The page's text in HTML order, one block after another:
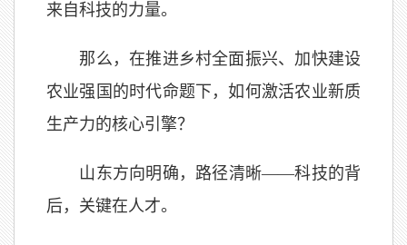
来自科技的力量。
那么，在推进乡村全面振兴、加快建设
农业强国的时代命题下，如何激活农业新质
生产力的核心引擎？
山东方向明确，路径清晰——科技的背
后，关键在人才。